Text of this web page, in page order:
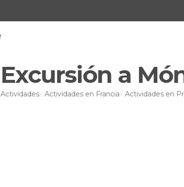
Excursión a
Actividades Actividades en Francia Actividades en